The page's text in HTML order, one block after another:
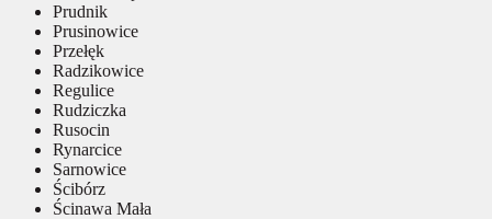
Prudnik
Prusinowice
Przełęk
Radzikowice
Regulice
Rudziczka
Rusocin
Rynarcice
Sarnowice
Ścibórz
Ścinawa Mała